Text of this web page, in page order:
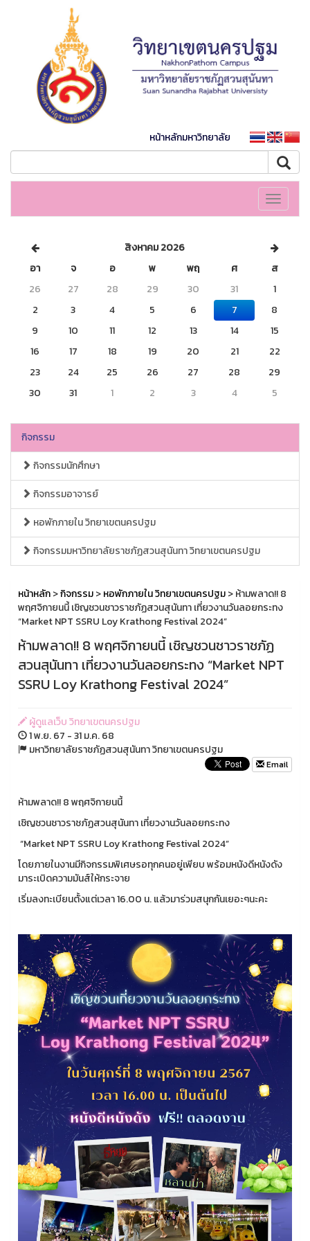
หน้าหลักมหาวิทยาลัย
Toggle
สิงหาคม 2026
อา
จ อ พ พฤ ศ
ส
26
27 28 29 30 31
1
2
3 4 5 6 7
8
9
10 11 12 13 14
15
16
17 18 19 20 21
22
23
24 25 26 27 28
29
30
31 1 2 3 4 5
กิจกรรม
กิจกรรมนักศึกษา
กิจกรรมอาจารย์
หอพักภายใน วิทยาเขตนครปฐม
กิจกรรมมหาวิทยาลัยราชภัฏสวนสุนันทา วิทยาเขตนครปฐม
หน้าหลัก>กิจกรรม>หอพักภายใน วิทยาเขตนครปฐม> ห้ามพลาด!! 8
พฤศจิกายนนี้ เชิญชวนชาวราชภัฏสวนสุนันทา เที่ยวงานวันลอยกระทง
“Market NPT SSRU Loy Krathong Festival 2024”
ห้ามพลาด!! 8 พฤศจิกายนนี้ เชิญชวนชาวราชภัฏ
สวนสุนันทา เที่ยวงานวันลอยกระทง “Market NPT
SSRU Loy Krathong Festival 2024”
ผู้ดูแลเว็บ วิทยาเขตนครปฐม
1 พ.ย. 67 - 31 ม.ค. 68
มหาวิทยาลัยราชภัฏสวนสุนันทา วิทยาเขตนครปฐม
Email
ห้ามพลาด!! 8 พฤศจิกายนนี้
เชิญชวนชาวราชภัฏสวนสุนันทา เที่ยวงานวันลอยกระทง
“Market NPT SSRU Loy Krathong Festival 2024”
โดยภายในงานมีกิจกรรมพิเศษรอทุกคนอยู่เพียบ พร้อมหนังดีหนังดัง
มาระเบิดความมันส์ให้กระจาย
เริ่มลงทะเบียนตั้งแต่เวลา 16.00 น. แล้วมาร่วมสนุกกันเยอะๆนะคะ